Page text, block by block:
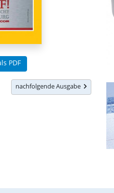
PDF
nachfolgende Ausgabe